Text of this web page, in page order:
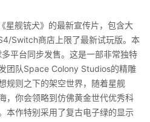
星舰铳犬》的最新宣传片，包含大
Switch商店上限了最新试玩版。本
平台同步发售。这是一部非常独特
团队Space Colony Studios的精雕
规则之下的架空世界，随着星舰
，你会领略到仿佛黄金世代优秀科
本作特别采用了复古电子绿的显示